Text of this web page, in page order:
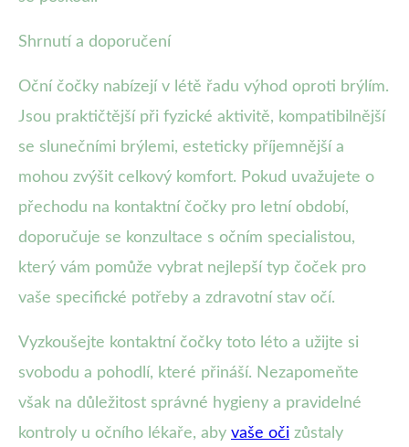
Shrnutí a doporučení
Oční čočky nabízejí v létě řadu výhod oproti brýlím.
Jsou praktičtější při fyzické aktivitě, kompatibilnější
se slunečními brýlemi, esteticky příjemnější a
mohou zvýšit celkový komfort. Pokud uvažujete o
přechodu na kontaktní čočky pro letní období,
doporučuje se konzultace s očním specialistou,
který vám pomůže vybrat nejlepší typ čoček pro
vaše specifické potřeby a zdravotní stav očí.
Vyzkoušejte kontaktní čočky toto léto a užijte si
svobodu a pohodlí, které přináší. Nezapomeňte
však na důležitost správné hygieny a pravidelné
kontroly u očního lékaře, aby vaše oči zůstaly